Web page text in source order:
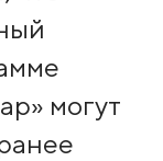
могут